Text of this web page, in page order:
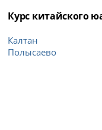
Курс китайского
Калтан
Полысаево